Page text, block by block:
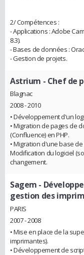
2/ Compétences :
- Applications : Adobe
8.3).
- Bases de données :
- Gestion de projets.
Astrium - Chef de
Blagnac
2008 - 2010
• Développement d'un
• Migration de pages de
(Confluence) en PHP.
• Migration d'une base
Modification du logiciel
changement.
Sagem -
gestion des
PARIS
2007 - 2008
• Mise en place de la
imprimantes).
• Développement de